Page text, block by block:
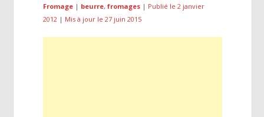
Fromage | beurre,fromages | Publié le 2 janvier
2012 | Mis à jour le 27 juin 2015